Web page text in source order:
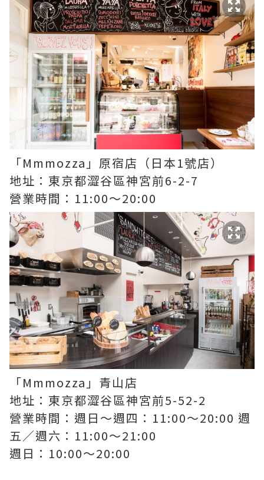
「Mmmozza」原宿店（日本1號店）
地址：東京都澀谷區神宮前6-2-7
營業時間：11:00～20:00
「Mmmozza」青山店
地址：東京都澀谷區神宮前5-52-2
營業時間：週日～週四：11:00～20:00 週
五／週六：11:00～21:00
週日：10:00～20:00